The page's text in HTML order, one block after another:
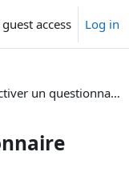
access Log in
Activer un questionnaire